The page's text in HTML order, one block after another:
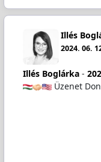
Illés
2024. 06.
Illés Boglárka-
Üzenet